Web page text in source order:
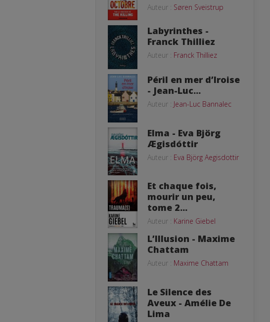
Auteur : Søren Sveistrup
Labyrinthes -
Franck Thilliez
Auteur : Franck Thilliez
Péril en mer d’Iroise
- Jean-Luc...
Auteur : Jean-Luc Bannalec
Elma - Eva Björg
Ægisdóttir
Auteur : Eva Björg Aegisdottir
Et chaque fois,
mourir un peu,
tome 2...
Auteur : Karine Giebel
L’Illusion - Maxime
Chattam
Auteur : Maxime Chattam
Le Silence des
Aveux - Amélie De
Lima